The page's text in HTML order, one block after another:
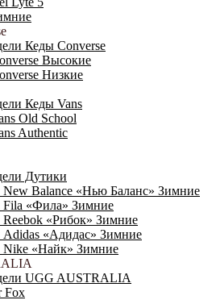
Кеды Converse
Высокие
Низкие
Кеды Vans
Old School
Authentic
Дутики
Balance «Нью Баланс» Зимние
Fila «Фила» Зимние
«Рибок» Зимние
«Адидас» Зимние
Nike «Найк» Зимние
UGG AUSTRALIA
Fox